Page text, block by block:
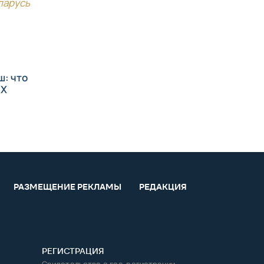
что
РАЗМЕЩЕНИЕ РЕКЛАМЫ РЕДАКЦИЯ
РЕГИСТРАЦИЯ